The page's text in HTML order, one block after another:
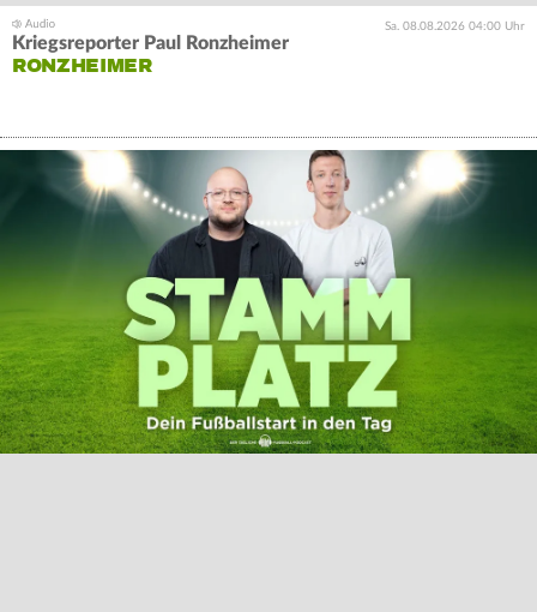
Sa. 08.08.2026 04:00 Uhr
Kriegsreporter Paul Ronzheimer
RONZHEIMER